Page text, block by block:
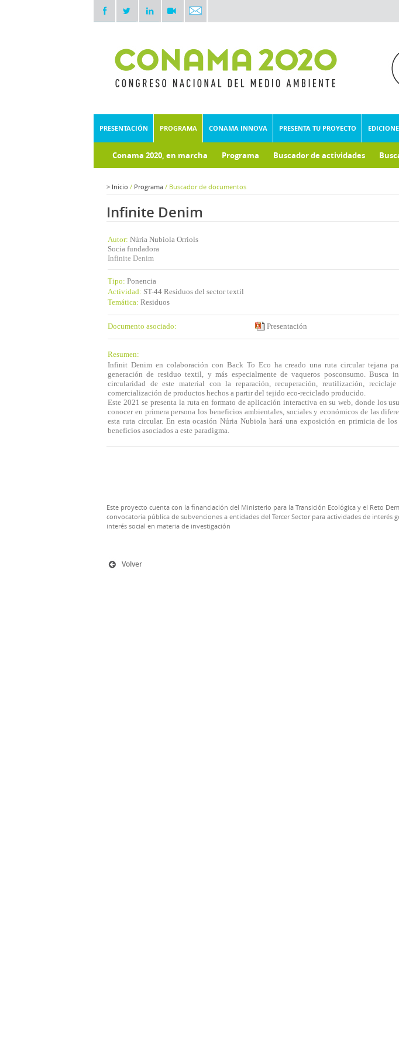
PRESENTACIÓN PROGRAMA CONAMA INNOVA PRESENTA TU PROYECTO
Conama 2020, en marcha Programa Buscador de actividades
> Inicio / Programa / Buscador de documentos
Infinite Denim
Autor: Núria Nubiola Orriols
Socia fundadora
Infinite Denim
Tipo: Ponencia
Actividad: ST-44 Residuos del sector textil
Temática: Residuos
Documento asociado: Presentación
Resumen:
Infinit Denim en colaboración con Back To Eco ha creado una ruta circular tejana
generación de residuo textil, y más especialmente de vaqueros posconsumo. Busca
circularidad de este material con la reparación, recuperación, reutilización,
comercialización de productos hechos a partir del tejido eco-reciclado producido.
Este 2021 se presenta la ruta en formato de aplicación interactiva en su web, donde los
conocer en primera persona los beneficios ambientales, sociales y económicos de las
esta ruta circular. En esta ocasión Núria Nubiola hará una exposición en primicia de los
beneficios asociados a este paradigma.
Este proyecto cuenta con la financiación del Ministerio para la Transición Ecológica y el Reto
convocatoria pública de subvenciones a entidades del Tercer Sector para actividades de interés
interés social en materia de investigación
Volver